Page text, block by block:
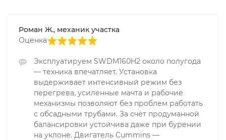
Роман Ж., механик участка
Оценка
Эксплуатируем SWDM160H2 около полугода
— техника впечатляет. Установка
выдерживает интенсивный режим без
перегрева, усиленные мачта и рабочие
механизмы позволяют без проблем работать
с обсадными трубами. За счёт продуманной
балансировки устойчива даже при бурении
на уклоне. Двигатель Cummins —